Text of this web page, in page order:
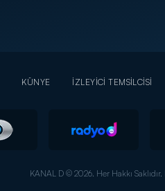
KÜNYE İZLEYİCİ TEMSİLCİSİ
KANAL D © 2026. Her Hakkı Saklıdır.